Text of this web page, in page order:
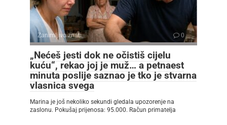
Zanimljivo znati 0
„Nećeš jesti dok ne očistiš cijelu
kuću“, rekao joj je muž… a petnaest
minuta poslije saznao je tko je stvarna
vlasnica svega
Marina je još nekoliko sekundi gledala upozorenje na
zaslonu. Pokušaj prijenosa: 95.000. Račun primatelja